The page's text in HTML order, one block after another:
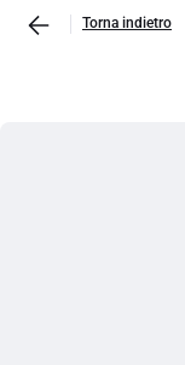
Torna indietro